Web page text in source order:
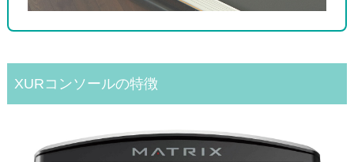
XURコンソールの特徴